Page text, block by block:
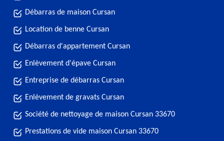
Débarras de maison Cursan
Location de benne Cursan
Débarras d'appartement Cursan
Enlèvement d'épave Cursan
Entreprise de débarras Cursan
Enlèvement de gravats Cursan
Société de nettoyage de maison Cursan 33670
Prestations de vide maison Cursan 33670